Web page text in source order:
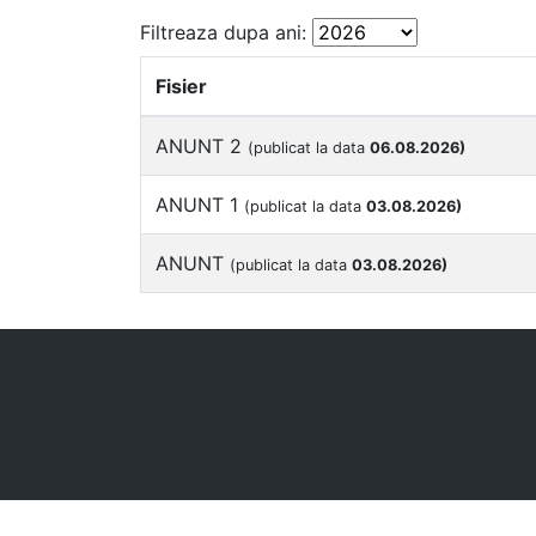
Filtreaza dupa ani:
Fisier
ANUNT 2 (publicat la data 06.08.2026)
ANUNT 1 (publicat la data 03.08.2026)
ANUNT (publicat la data 03.08.2026)